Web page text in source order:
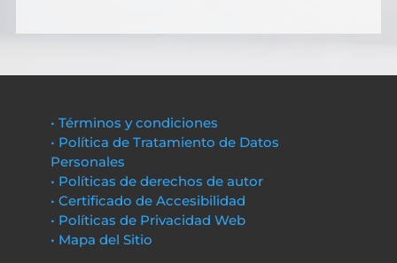
• Términos y condiciones
• Política de Tratamiento de Datos
Personales
• Políticas de derechos de autor
• Certificado de Accesibilidad
• Políticas de Privacidad Web
• Mapa del Sitio